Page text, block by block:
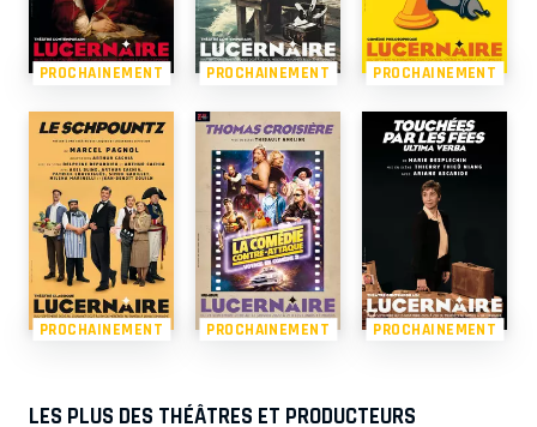
PROCHAINEMENT PROCHAINEMENT PROCHAINEMENT
PROCHAINEMENT PROCHAINEMENT PROCHAINEMENT
LES PLUS DES THÉÂTRES ET PRODUCTEURS